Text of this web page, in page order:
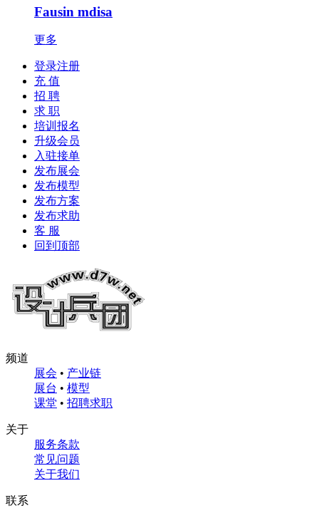
Fausin mdisa
更多
登录注册
充 值
招 聘
求 职
培训报名
升级会员
入驻接单
发布展会
发布模型
发布方案
发布求助
客 服
回到顶部
频道
展会 • 产业链
展台 • 模型
课堂 • 招聘求职
关于
服务条款
常见问题
关于我们
联系